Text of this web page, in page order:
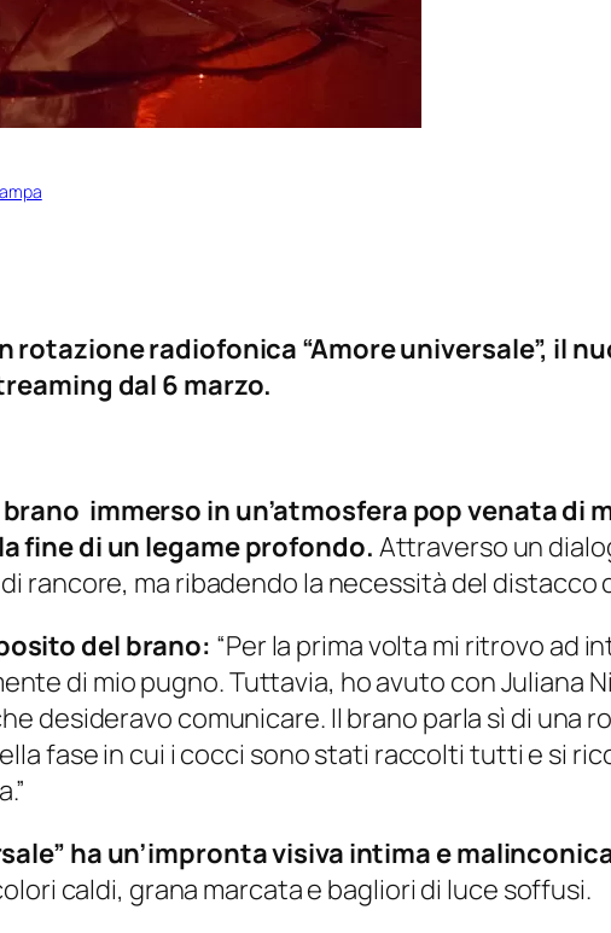
rotazione radiofonica “Amore universale”, il
dal 6 marzo.
brano immerso in un’atmosfera pop venata
fine di un legame profondo. Attraverso un
rancore, ma ribadendo la necessità del
del brano: “Per la prima volta mi ritrovo ad
di mio pugno. Tuttavia, ho avuto con Juliana
desideravo comunicare. Il brano parla sì di una
fase in cui i cocci sono stati raccolti tutti e si
ha un’impronta visiva intima e
caldi, grana marcata e bagliori di luce soffusi.